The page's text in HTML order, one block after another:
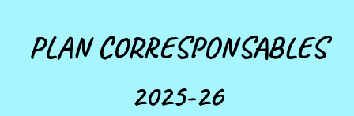
PLAN CORRESPONSABLES
2025-26